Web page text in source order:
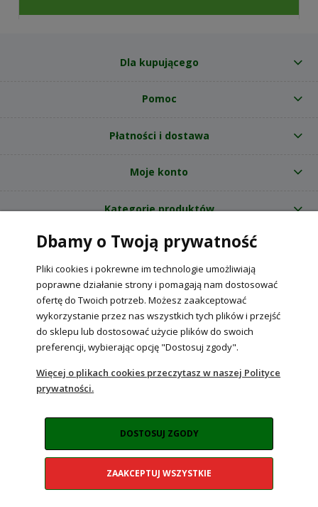
Dla kupującego
Pomoc
Płatności i dostawa
Moje konto
Kategorie produktów
O nas
Internetowy sklep ogrodniczy z nasionami RajOgrodnika.pl
NIP: 6090037061, REGON: 260240470 | Czarnca, ul. Tęczowa 31, 29-100
Włoszczowa
POKAŻ PEŁNĄ WERSJĘ STRONY
Sklep internetowy Shoper Premium
Dbamy o Twoją prywatność
Pliki cookies i pokrewne im technologie umożliwiają
poprawne działanie strony i pomagają nam dostosować
ofertę do Twoich potrzeb. Możesz zaakceptować
wykorzystanie przez nas wszystkich tych plików i przejść
do sklepu lub dostosować użycie plików do swoich
preferencji, wybierając opcję "Dostosuj zgody".
Więcej o plikach cookies przeczytasz w naszej Polityce
prywatności.
DOSTOSUJ ZGODY
ZAAKCEPTUJ WSZYSTKIE